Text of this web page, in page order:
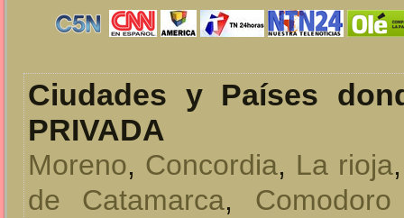
Ciudades y Países
PRIVADA
Moreno, Concordia, La rioja
de Catamarca,